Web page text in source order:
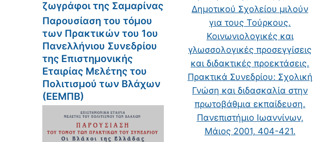
ζωγράφοι της Σαμαρίνας
Παρουσίαση του τόμου
των Πρακτικών του 1ου
Πανελλήνιου Συνεδρίου
της Επιστημονικής
Εταιρίας Μελέτης του
Πολιτισμού των Βλάχων
(ΕΕΜΠΒ)
Δημοτικού Σχολείου μιλούν
για τους Τούρκους.
Κοινωνιολογικές και
γλωσσολογικές προσεγγίσεις
και διδακτικές προεκτάσεις.
Πρακτικά Συνεδρίου: Σχολική
Γνώση και διδασκαλία στην
πρωτοβάθμια εκπαίδευση.
Πανεπιστήμιο Ιωαννίνων,
Μάιος 2001, 404-421.